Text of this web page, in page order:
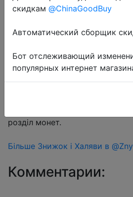
Coins
Перейти в
Знижка монетками 205-211
розділ монет.
Більше Знижок і Халяви в
Комментарии:
скидкам @ChinaGoodBuy
Автоматический сборщик
Бот отслеживающий
популярных интернет